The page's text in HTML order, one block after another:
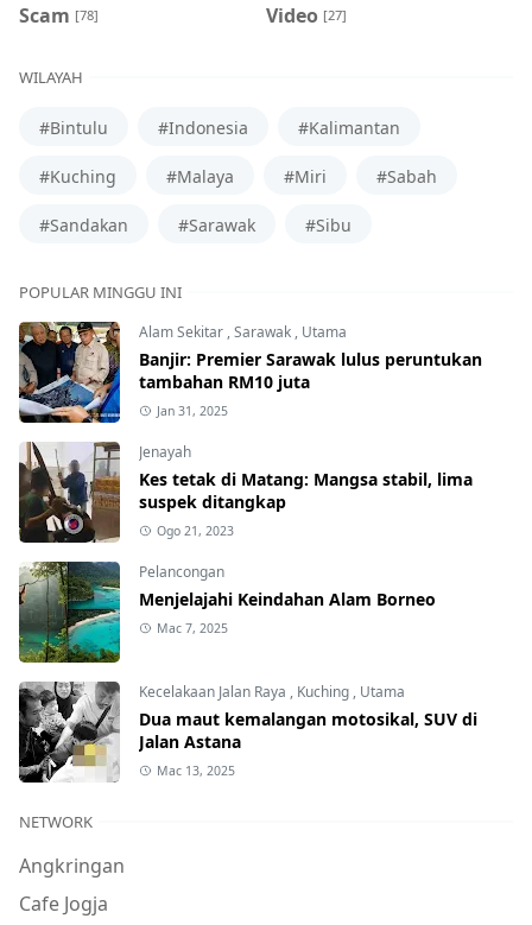
Scam [78] Video [27]
WILAYAH
#Bintulu #Indonesia #Kalimantan
#Kuching #Malaya #Miri #Sabah
#Sandakan #Sarawak #Sibu
POPULAR MINGGU INI
Alam Sekitar ,Sarawak , Utama
Banjir: Premier Sarawak lulus peruntukan
tambahan RM10 juta
Jan 31, 2025
Jenayah
Kes tetak di Matang: Mangsa stabil, lima
suspek ditangkap
Ogo 21, 2023
Pelancongan
Menjelajahi Keindahan Alam Borneo
Mac 7, 2025
Kecelakaan Jalan Raya , Kuching , Utama
Dua maut kemalangan motosikal, SUV di
Jalan Astana
Mac 13, 2025
NETWORK
Angkringan
Cafe Jogja